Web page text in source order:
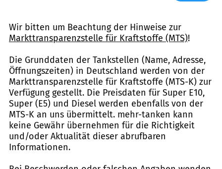
Wir bitten um Beachtung der Hinweise zur
Markttransparenzstelle für Kraftstoffe (MTS)!
Die Grunddaten der Tankstellen (Name, Adresse,
Öffnungszeiten) in Deutschland werden von der
Markttransparenzstelle für Kraftstoffe (MTS-K) zur
Verfügung gestellt. Die Preisdaten für Super E10,
Super (E5) und Diesel werden ebenfalls von der
MTS-K an uns übermittelt. mehr-tanken kann
keine Gewähr übernehmen für die Richtigkeit
und/oder Aktualität dieser abrufbaren
Informationen.